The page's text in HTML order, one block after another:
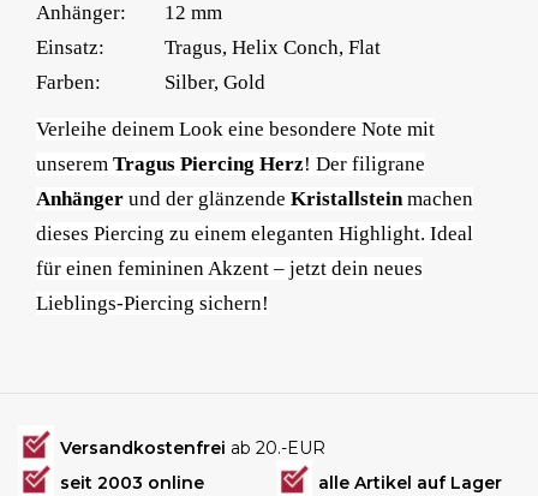
Anhänger:
12 mm
Einsatz:
Tragus, Helix Conch, Flat
Farben:
Silber, Gold
Verleihe deinem Look eine besondere Note mit
unserem Tragus Piercing Herz! Der filigrane
Anhänger und der glänzende Kristallsteinmachen
dieses Piercing zu einem eleganten Highlight. Ideal
für einen femininen Akzent – jetzt dein neues
Lieblings-Piercing sichern!
Versandkostenfrei ab 20.-EUR
seit 2003 online
alle Artikel auf Lager